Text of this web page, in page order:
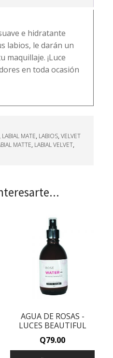
e hidratante
labios, le darán un
maquillaje. ¡Luce
en toda ocasión
, LABIAL MATE, LABIOS,VELVET
MATTE, LABIAL VELVET,
AGUA DE ROSAS -
LUCES BEAUTIFUL
Q79.00